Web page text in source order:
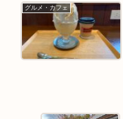
グルメ・カフェ